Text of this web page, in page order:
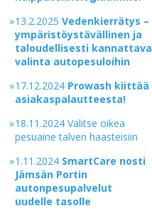
»13.2.2025Vedenkierrätys –
ympäristöystävällinen ja
taloudellisesti kannattava
valinta autopesuloihin
»17.12.2024 Prowash kiittää
asiakaspalautteesta!
»18.11.2024 Valitse oikea
pesuaine talven haasteisiin
»1.11.2024 SmartCare nosti
Jämsän Portin
autonpesupalvelut
uudelle tasolle